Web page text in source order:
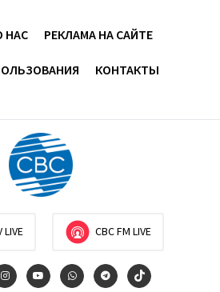
стал отправной точкой
Коэн
вывел Армению из тупика -
в Армению будет
8 августа 2026
НАС РЕКЛАМА НА САЙТЕ
КОНТАКТЫ
LIVE CBC FM LIVE